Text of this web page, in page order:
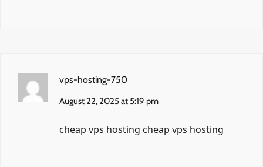
vps-hosting-750
August 22, 2025 at 5:19 pm
cheap vps hosting cheap vps hosting